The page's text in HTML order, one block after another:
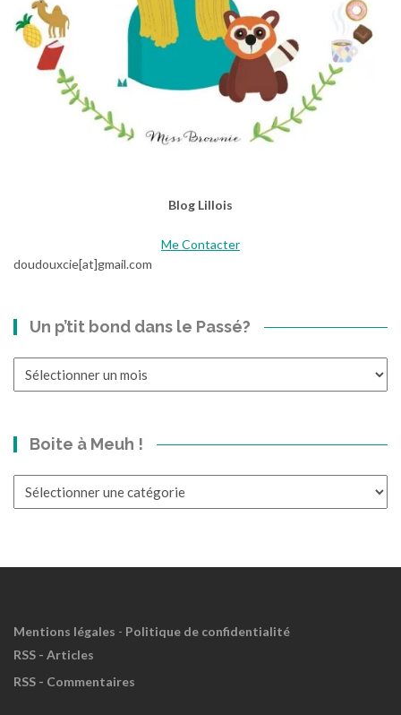
Blog Lillois
Me Contacter
doudouxcie[at]gmail.com
Un p’tit bond dans le Passé?
Boite à Meuh !
Mentions légales - Politique de confidentialité
RSS - Articles
RSS - Commentaires